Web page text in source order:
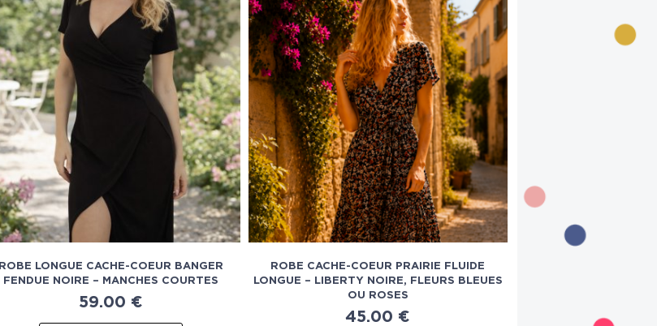
ROBE LONGUE CACHE-COEUR BANGER
FENDUE NOIRE – MANCHES COURTES
59.00 €
ROBE CACHE-COEUR PRAIRIE FLUIDE
LONGUE – LIBERTY NOIRE, FLEURS BLEUES
OU ROSES
45.00 €